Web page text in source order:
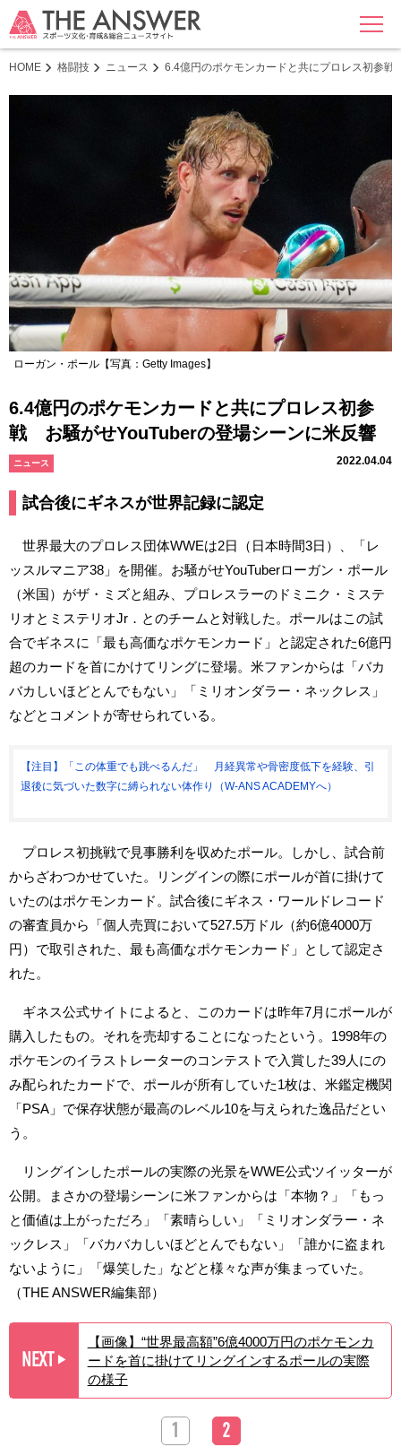
MENU
HOME 格闘技 ニュース 6.4億円のポケモンカードと共にプロレス初参
ローガン・ポール【写真：Getty Images】
6.4億円のポケモンカードと共にプロレス初参
戦 お騒がせYouTuberの登場シーンに米反響
ニュース 2022.04.04
試合後にギネスが世界記録に認定
世界最大のプロレス団体WWEは2日（日本時間3日）、「レ
ッスルマニア38」を開催。お騒がせYouTuberローガン・ポール
（米国）がザ・ミズと組み、プロレスラーのドミニク・ミステ
リオとミステリオJr．とのチームと対戦した。ポールはこの試
合でギネスに「最も高価なポケモンカード」と認定された6億円
超のカードを首にかけてリングに登場。米ファンからは「バカ
バカしいほどとんでもない」「ミリオンダラー・ネックレス」
などとコメントが寄せられている。
【注目】「この体重でも跳べるんだ」 月経異常や骨密度低下を経験、引
退後に気づいた数字に縛られない体作り（W-ANS ACADEMYへ）
プロレス初挑戦で見事勝利を収めたポール。しかし、試合前
からざわつかせていた。リングインの際にポールが首に掛けて
いたのはポケモンカード。試合後にギネス・ワールドレコード
の審査員から「個人売買において527.5万ドル（約6億4000万
円）で取引された、最も高価なポケモンカード」として認定さ
れた。
ギネス公式サイトによると、このカードは昨年7月にポールが
購入したもの。それを売却することになったという。1998年の
ポケモンのイラストレーターのコンテストで入賞した39人にの
み配られたカードで、ポールが所有していた1枚は、米鑑定機関
「PSA」で保存状態が最高のレベル10を与えられた逸品だとい
う。
リングインしたポールの実際の光景をWWE公式ツイッターが
公開。まさかの登場シーンに米ファンからは「本物？」「もっ
と価値は上がっただろ」「素晴らしい」「ミリオンダラー・ネ
ックレス」「バカバカしいほどとんでもない」「誰かに盗まれ
ないように」「爆笑した」などと様々な声が集まっていた。
（THE ANSWER編集部）
NEXT ▶︎
【画像】“世界最高額”6億4000万円のポケモンカ
ードを首に掛けてリングインするポールの実際
の様子
1 2